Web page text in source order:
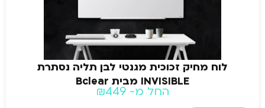
לוח מחיק זכוכית מגנטי לבן תליה נסתרת
INVISIBLE מבית Bclear
החל מ- ₪449